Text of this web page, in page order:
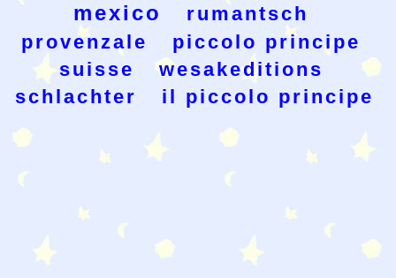
mexico
rumantsch
provenzale
piccolo principe
suisse
wesakeditions
schlachter
il piccolo principe